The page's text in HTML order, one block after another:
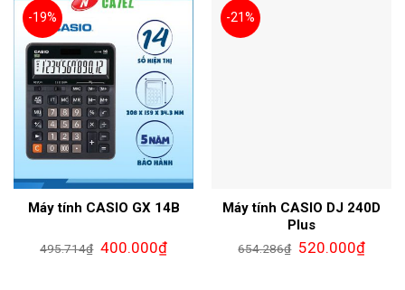
-19%
Máy tính CASIO GX 14B
495.714₫ 400.000₫
-21%
Máy tính CASIO DJ 240D
Plus
654.286₫ 520.000₫